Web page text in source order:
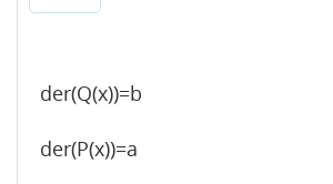
der(Q(x))=b
der(P(x))=a